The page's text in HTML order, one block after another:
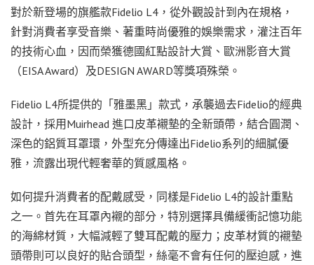
對於新登場的旗艦款Fidelio L4，從外觀設計到內在規格，
針對消費者享受音樂、著重時尚優雅的娛樂需求，灌注百年
的技術心血，因而榮獲德國紅點設計大賞、歐洲影音大賞
（EISA Award）及DESIGN AWARD等獎項殊榮。
Fidelio L4所提供的「雅墨黑」款式，承襲過去Fidelio的經典
設計，採用Muirhead 進口皮革襯墊的全新頭帶，結合圓潤、
深色的鋁質耳罩環，外型充分傳達出Fidelio系列的細膩優
雅，流露出現代輕奢華的質感風格。
如何提升消費者的配戴感受，同樣是Fidelio L4的設計重點
之一。首先在耳罩內襯的部分，特別選擇具備緩衝記憶功能
的海綿材質，大幅減輕了雙耳配戴的壓力；皮革材質的襯墊
頭帶則可以良好的貼合頭型，絲毫不會有任何的壓迫感，進